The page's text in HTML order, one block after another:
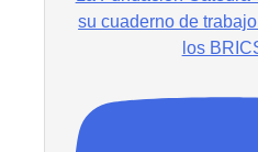
su cuaderno de
los